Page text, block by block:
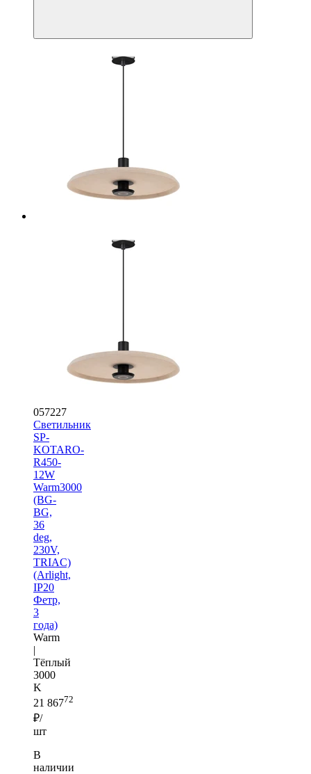
057227
Светильник
SP-
KOTARO-
R450-
12W
Warm3000
(BG-
BG,
36
deg,
230V,
TRIAC)
(Arlight,
IP20
Фетр,
3
года)
Warm
|
Тёплый
3000
K
21 86772
₽/
шт
В
наличии